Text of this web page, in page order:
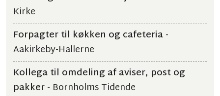
Kirke
Forpagter til køkken og cafeteria-
Aakirkeby-Hallerne
Kollega til omdeling af aviser, post og
pakker- Bornholms Tidende